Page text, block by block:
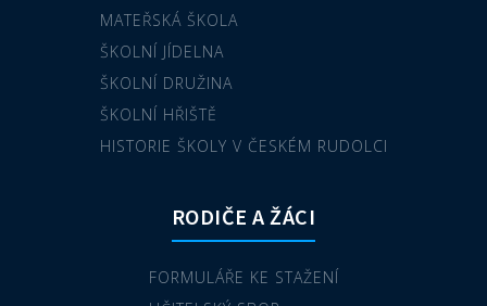
MATEŘSKÁ ŠKOLA
ŠKOLNÍ JÍDELNA
ŠKOLNÍ DRUŽINA
ŠKOLNÍ HŘIŠTĚ
HISTORIE ŠKOLY V ČESKÉM RUDOLCI
RODIČE A ŽÁCI
FORMULÁŘE KE STAŽENÍ